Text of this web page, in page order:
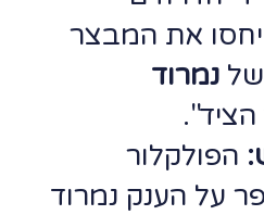
את המבצר
נמרוד
הציד".
הפולקלור
על הענק נמרוד